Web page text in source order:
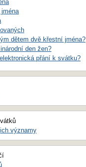
jména
dětem dvě křestní jména?
den žen?
přání k svátku?
významy